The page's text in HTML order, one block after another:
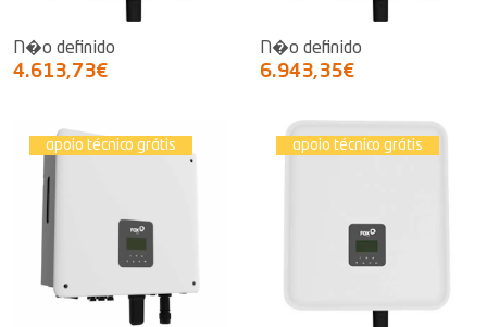
N�o definido
4.613,73€
N�o definido
6.943,35€
apoio técnico grátis apoio técnico grátis